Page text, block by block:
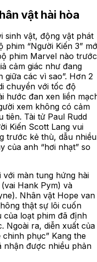
vật hài hòa
sinh vật, động vật phát
phim “Người Kiến 3”
phim Marvel nào trước
cảm giác như đang
giữa các vì sao”. Hơn 2
chuyển với tốc độ
hước đan xen liền
xem không có cảm
tiên. Tài tử Paul Rudd
Kiến Scott Lang vui
trước kẻ thù, dẫu nhiều
của anh “hơi nhạt” so
với màn tung hứng hài
Hank Pym) và
Nhân vật Hope van
thật sự lôi cuốn
của loạt phim đã định
Ngoài ra, diễn xuất của
phục” Kang the
nhận được nhiều phản